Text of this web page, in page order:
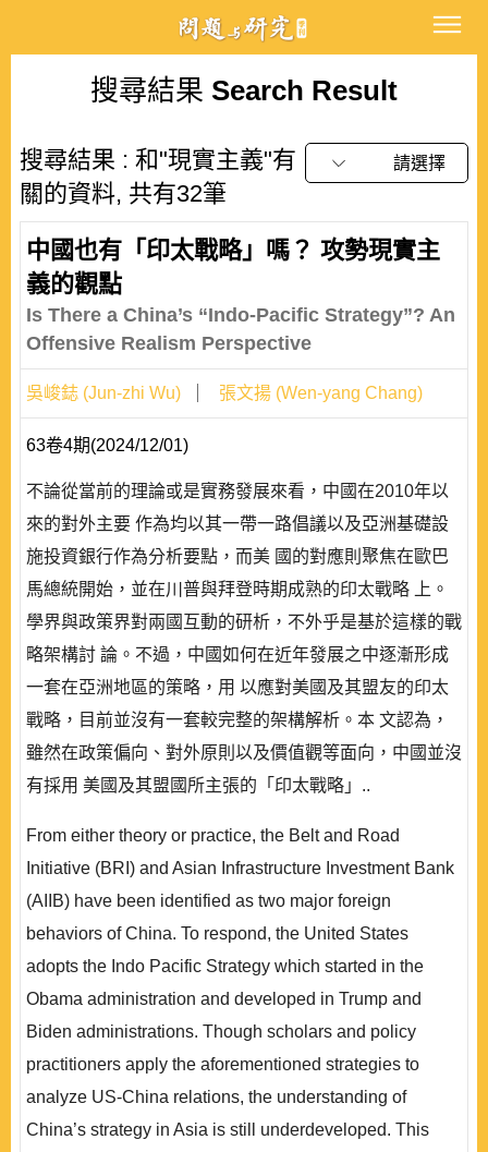
搜尋結果 Search Result
搜尋結果 : 和"現實主義"有
關的資料, 共有32筆
請選擇
中國也有「印太戰略」嗎？ 攻勢現實主
義的觀點
Is There a China’s “Indo-Pacific Strategy”? An
Offensive Realism Perspective
吳峻鋕 (Jun-zhi Wu) 張文揚 (Wen-yang Chang)
63卷4期(2024/12/01)
不論從當前的理論或是實務發展來看，中國在2010年以
來的對外主要 作為均以其一帶一路倡議以及亞洲基礎設
施投資銀行作為分析要點，而美 國的對應則聚焦在歐巴
馬總統開始，並在川普與拜登時期成熟的印太戰略 上。
學界與政策界對兩國互動的研析，不外乎是基於這樣的戰
略架構討 論。不過，中國如何在近年發展之中逐漸形成
一套在亞洲地區的策略，用 以應對美國及其盟友的印太
戰略，目前並沒有一套較完整的架構解析。本 文認為，
雖然在政策偏向、對外原則以及價值觀等面向，中國並沒
有採用 美國及其盟國所主張的「印太戰略」..
From either theory or practice, the Belt and Road
Initiative (BRI) and Asian Infrastructure Investment Bank
(AIIB) have been identified as two major foreign
behaviors of China. To respond, the United States
adopts the Indo Pacific Strategy which started in the
Obama administration and developed in Trump and
Biden administrations. Though scholars and policy
practitioners apply the aforementioned strategies to
analyze US-China relations, the understanding of
China’s strategy in Asia is still underdeveloped. This